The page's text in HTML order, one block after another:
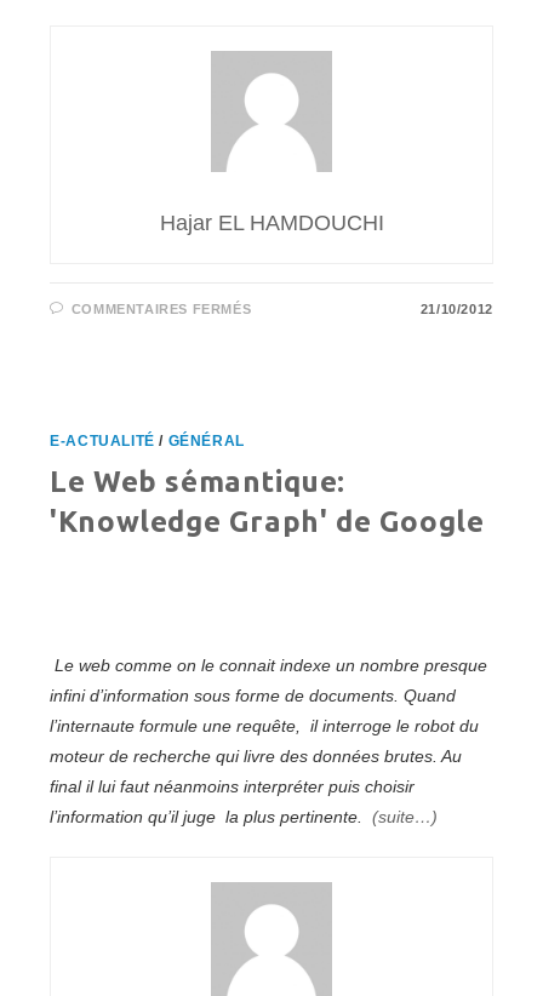
Hajar EL HAMDOUCHI
COMMENTAIRES FERMÉSSUR
D’EXPLOITATION
LIBRES
EN
OPEN
SOURCE
21/10/2012
E-ACTUALITÉ / GÉNÉRAL
Le Web sémantique:
'Knowledge Graph' de Google
Le web comme on le connait indexe un nombre presque
infini d’information sous forme de documents. Quand
l’internaute formule une requête, il interroge le robot du
moteur de recherche qui livre des données brutes. Au
final il lui faut néanmoins interpréter puis choisir
l’information qu’il juge la plus pertinente.(suite…)